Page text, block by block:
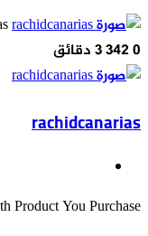
0
3 دقائق
rachidcanarias
Product You Purchase